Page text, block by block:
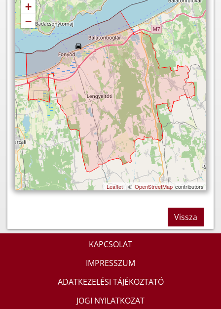
+
−
Leaflet | © OpenStreetMap contributors
Vissza
KAPCSOLAT
IMPRESSZUM
ADATKEZELÉSI TÁJÉKOZTATÓ
JOGI NYILATKOZAT